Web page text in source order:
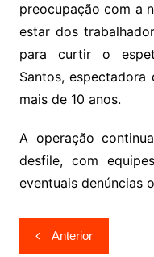
preocupação com a
estar dos
para curtir o
Santos, espectadora
mais de 10 anos.
A operação
desfile, com
eventuais denúncias
Navegação
Anterior